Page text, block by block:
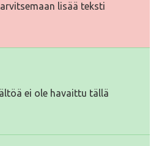
lisää teksti
ei ole havaittu tällä